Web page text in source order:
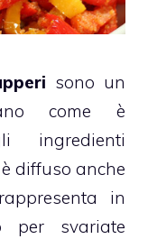
sono un
come è
ingredienti
diffuso anche
in
per svariate